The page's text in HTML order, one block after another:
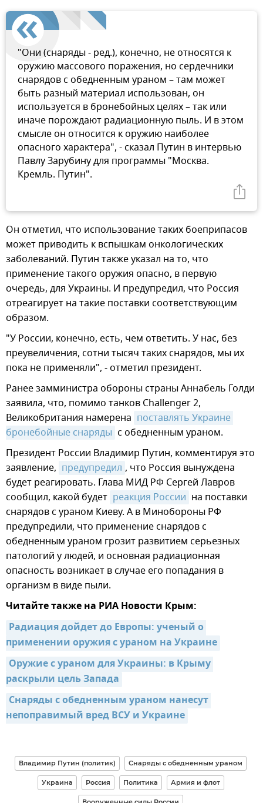
"Они (снаряды - ред.), конечно, не относятся к
оружию массового поражения, но сердечники
снарядов с обедненным ураном – там может
быть разный материал использован, он
используется в бронебойных целях – так или
иначе порождают радиационную пыль. И в этом
смысле он относится к оружию наиболее
опасного характера", - сказал Путин в интервью
Павлу Зарубину для программы "Москва.
Кремль. Путин".
Он отметил, что использование таких боеприпасов
может приводить к вспышкам онкологических
заболеваний. Путин также указал на то, что
применение такого оружия опасно, в первую
очередь, для Украины. И предупредил, что Россия
отреагирует на такие поставки соответствующим
образом.
"У России, конечно, есть, чем ответить. У нас, без
преувеличения, сотни тысяч таких снарядов, мы их
пока не применяли", - отметил президент.
Ранее замминистра обороны страны Аннабель Голди
заявила, что, помимо танков Challenger 2,
Великобритания намерена поставлять Украине
бронебойные снаряды с обедненным ураном.
Президент России Владимир Путин, комментируя это
заявление, предупредил , что Россия вынуждена
будет реагировать. Глава МИД РФ Сергей Лавров
сообщил, какой будет реакция России на поставки
снарядов с ураном Киеву. А в Минобороны РФ
предупредили, что применение снарядов с
обедненным ураном грозит развитием серьезных
патологий у людей, и основная радиационная
опасность возникает в случае его попадания в
организм в виде пыли.
Читайте также на РИА Новости Крым:
Радиация дойдет до Европы: ученый о
применении оружия с ураном на Украине
Оружие с ураном для Украины: в Крыму
раскрыли цель Запада
Снаряды с обедненным ураном нанесут
непоправимый вред ВСУ и Украине
Владимир Путин (политик) Снаряды с обедненным ураном
Украина Россия Политика Армия и флот